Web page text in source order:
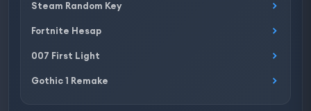
Steam Random Key
Fortnite Hesap
007 First Light
Gothic 1 Remake